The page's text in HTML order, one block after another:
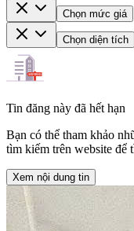
Chọn mức giá
Chọn diện tích
Tin đăng này đã hết hạn
Bạn có thể tham khảo
tìm kiếm trên website để
Xem nội dung tin